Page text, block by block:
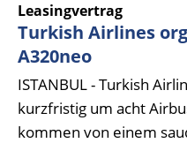
Leasingvertrag
Turkish Airlines
A320neo
ISTANBUL - Turkish
kurzfristig um acht
kommen von einem